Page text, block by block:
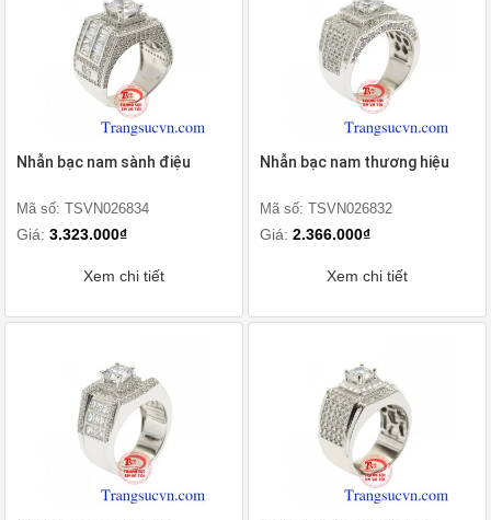
Nhẫn bạc nam sành điệu
Mã số: TSVN026834
Giá: 3.323.000₫
Xem chi tiết
Nhẫn bạc nam thương hiệu
Mã số: TSVN026832
Giá: 2.366.000₫
Xem chi tiết